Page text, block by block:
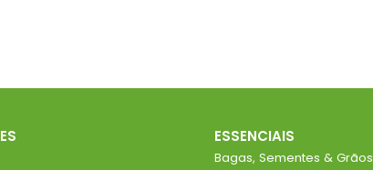
ESSENCIAIS
Bagas, Sementes & Grãos